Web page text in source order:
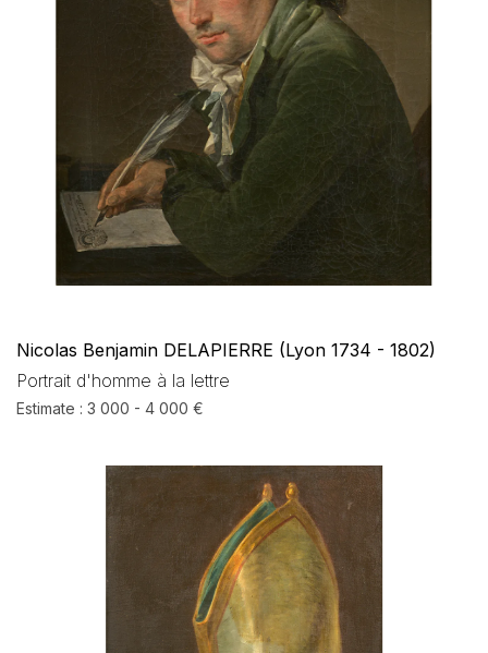
Nicolas Benjamin DELAPIERRE (Lyon 1734 - 1802)
Portrait d'homme à la lettre
Estimate : 3 000 - 4 000 €